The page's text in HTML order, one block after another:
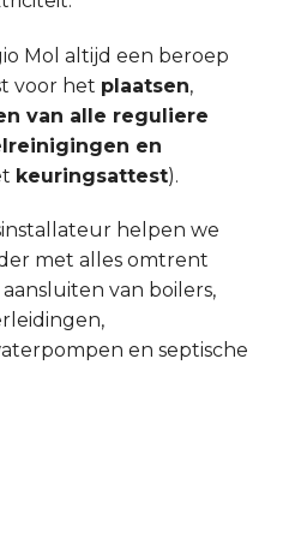
Mol altijd een beroep
voor het plaatsen,
van alle reguliere
en
keuringsattest).
helpen we
met alles omtrent
van boilers,
en septische